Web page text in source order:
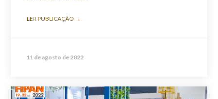
LER PUBLICAÇÃO →
11 de agosto de 2022